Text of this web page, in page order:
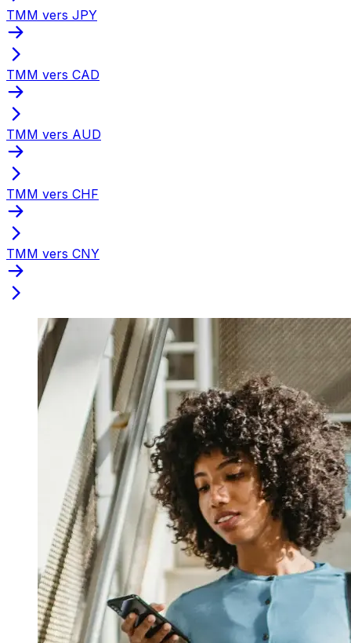
TMM vers JPY
TMM vers CAD
TMM vers AUD
TMM vers CHF
TMM vers CNY